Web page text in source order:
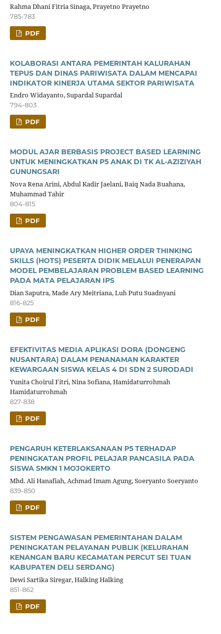
Rahma Dhani Fitria Sinaga, Prayetno Prayetno
785-783
PDF
KOLABORASI ANTARA PEMERINTAH KALURAHAN
TEPUS DAN DINAS PARIWISATA DALAM MENCAPAI
INDIKATOR KINERJA UTAMA SEKTOR PARIWISATA
Endro Widayanto, Supardal Supardal
794-803
PDF
MODUL AJAR BERBASIS PROJECT BASED LEARNING
UNTUK MENINGKATKAN P5 ANAK DI TK AL-AZIZIYAH
GUNUNGSARI
Nova Rena Arini, Abdul Kadir Jaelani, Baiq Nada Buahana,
Muhammad Tahir
804-815
PDF
UPAYA MENINGKATKAN HIGHER ORDER THINKING
SKILLS (HOTS) PESERTA DIDIK MELALUI PENERAPAN
MODEL PEMBELAJARAN PROBLEM BASED LEARNING
PADA MATA PELAJARAN IPS
Dian Saputra, Made Ary Meitriana, Luh Putu Suadnyani
816-825
PDF
EFEKTIVITAS MEDIA APLIKASI DORA (DONGENG
NUSANTARA) DALAM PENANAMAN KARAKTER
KEWARGAAN SISWA KELAS 4 DI SDN 2 SURODADI
Yunita Choirul Fitri, Nina Sofiana, Hamidaturrohmah
Hamidaturrohmah
827-838
PDF
PENGARUH KETERLAKSANAAN P5 TERHADAP
PENINGKATAN PROFIL PELAJAR PANCASILA PADA
SISWA SMKN 1 MOJOKERTO
Mhd. Ali Hanafiah, Achmad Imam Agung, Soeryanto Soeryanto
839-850
PDF
SISTEM PENGAWASAN PEMERINTAHAN DALAM
PENINGKATAN PELAYANAN PUBLIK (KELURAHAN
KENANGAN BARU KECAMATAN PERCUT SEI TUAN
KABUPATEN DELI SERDANG)
Dewi Sartika Siregar, Halking Halking
851-862
PDF